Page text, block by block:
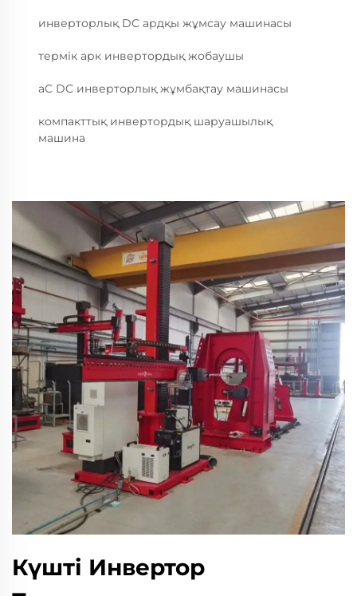
инверторлық DC ардқы жұмсау машинасы
термік арк инвертордық жобаушы
aC DC инверторлық жұмбақтау машинасы
компакттық инвертордық шаруашылық
машина
Күшті Инвертор